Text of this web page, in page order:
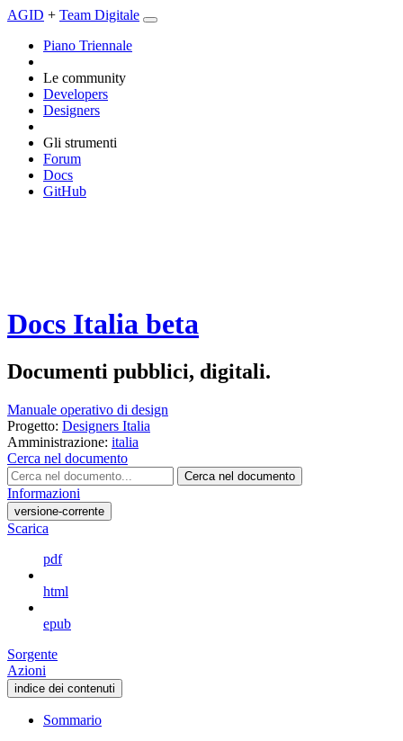
AGID + Team Digitale
Piano Triennale
Le community
Developers
Designers
Gli strumenti
Forum
Docs
GitHub
Docs Italia beta
Documenti pubblici, digitali.
Manuale operativo di design
Progetto: Designers Italia
Amministrazione: italia
Cerca nel documento
Cerca nel documento
Informazioni
versione-corrente
Scarica
pdf
html
epub
Sorgente
Azioni
indice dei contenuti
Sommario